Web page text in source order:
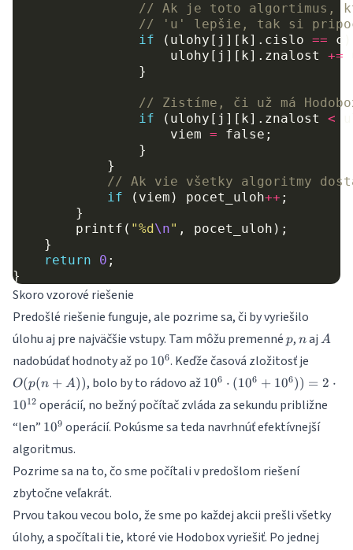
// Ak je toto algortimus,
// 'u' lepšie, tak si
if
( ulohy [ j ][ k]. cislo == c
ulohy [ j ][ k]. znalost +=
}
// Zistíme, či už má
if
( ulohy [ j ][ k]. znalost <
viem = false ;
}
}
// Ak vie všetky algoritmy
if
( viem ) pocet_uloh++ ;
}
printf ( "%d\n" , pocet_uloh );
}
return
0 ;
}
Skoro vzorové riešenie
Predošlé riešenie funguje, ale pozrime sa, či by vyriešilo
úlohu aj pre najväčšie vstupy. Tam môžu premenné p
p, n
naj A
A
nadobúdať hodnoty až po 10^6
106. Keďže časová zložitosť je
O(p(n + A)), bolo by to rádovo až 10^6\cdot
(10^6 + 10^6))
=
2\cdot10^{12}
106 ⋅ (106 + 106)) = 2 ⋅
1012 operácií, no bežný počítač zvláda za sekundu približne
“len” 10^9
109 operácií. Pokúsme sa teda navrhnúť efektívnejší
algoritmus.
Pozrime sa na to, čo sme počítali v predošlom riešení
zbytočne veľakrát.
Prvou takou vecou bolo, že sme po každej akcii prešli všetky
úlohy, a spočítali tie, ktoré vie Hodobox vyriešiť. Po jednej